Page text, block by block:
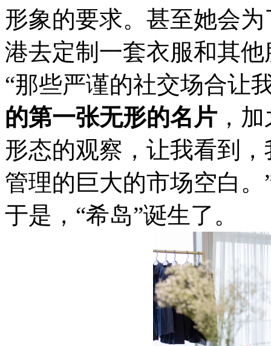
形象的要求。甚至她会
港去定制一套衣服和其
“那些严谨的社交场合让
的第一张无形的名片 ，
形态的观察，让我看到
管理的巨大的市场空白。
于是，“希岛”诞生了。